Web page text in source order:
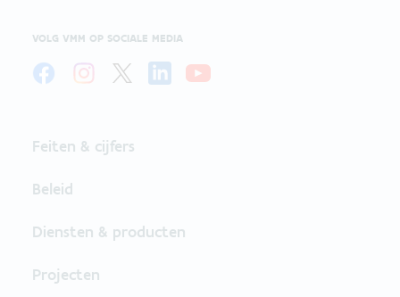
VOLG VMM OP SOCIALE MEDIA
Feiten & cijfers
Beleid
Diensten & producten
Projecten